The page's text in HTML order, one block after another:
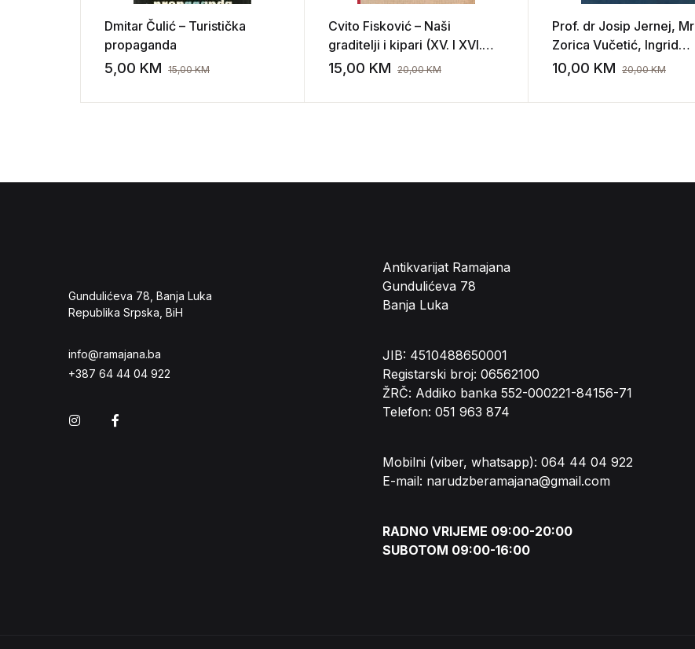
Dmitar Čulić – Turistička
propaganda
5,00 KM 15,00KM Add to wishlist
Cvito Fisković – Naši
graditelji i kipari (XV. I XVI.
stoljeća u Dubrovniku)
15,00 KM 20,00KM Add to wishlist
Prof. dr Josip Jernej, Mr
Zorica Vučetić, Ingrid
Damiani – Talijanski jezik
10,00 KM 20,00KM
Gundulićeva 78, Banja Luka
Republika Srpska, BiH
info@ramajana.ba
+387 64 44 04 922
Instagram
Antikvarijat Ramajana
Gundulićeva 78
Banja Luka
JIB: 4510488650001
Registarski broj: 06562100
ŽRČ: Addiko banka 552-000221-84156-71
Telefon: 051 963 874
Mobilni (viber, whatsapp): 064 44 04 922
E-mail: narudzberamajana@gmail.com
RADNO VRIJEME 09:00-20:00
SUBOTOM 09:00-16:00